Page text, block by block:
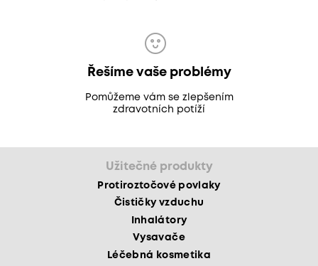
Řešíme vaše problémy
Pomůžeme vám se zlepšením
zdravotních potíží
Užitečné produkty
Protiroztočové povlaky
Čističky vzduchu
Inhalátory
Vysavače
Léčebná kosmetika